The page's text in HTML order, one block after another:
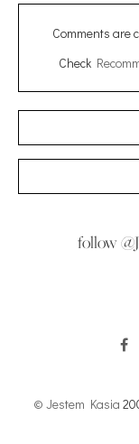
Comments are
Check
follow
© Jestem Kasia